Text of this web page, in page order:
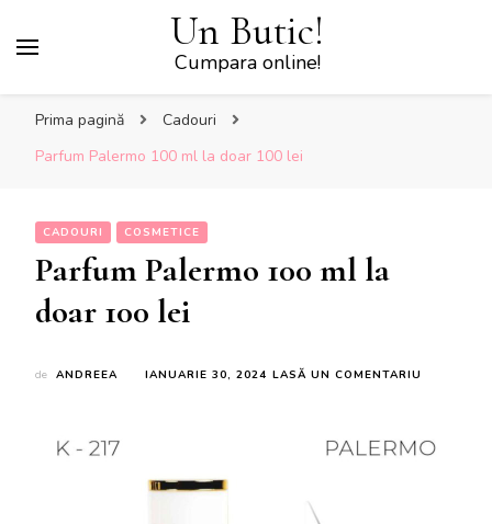
Un Butic!
Cumpara online!
Prima pagină
Cadouri
Parfum Palermo 100 ml la doar 100 lei
CADOURI COSMETICE
Parfum Palermo 100 ml la
doar 100 lei
de ANDREEA IANUARIE 30, 2024 LASĂ UN COMENTARIU
ML